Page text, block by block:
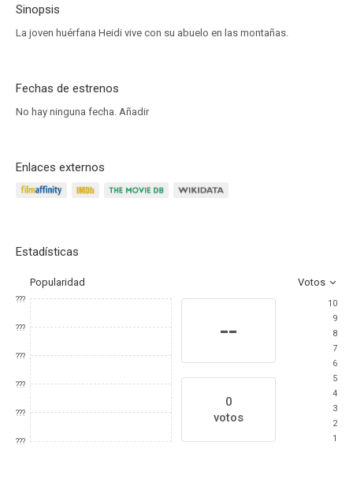
Sinopsis
La joven huérfana Heidi vive con su abuelo en las montañas.
Fechas de estrenos
No hay ninguna fecha. Añadir
Enlaces externos
Estadísticas
Popularidad Votos
???
???
???
???
???
???
--
0
votos
10
9
8
7
6
5
4
3
2
1